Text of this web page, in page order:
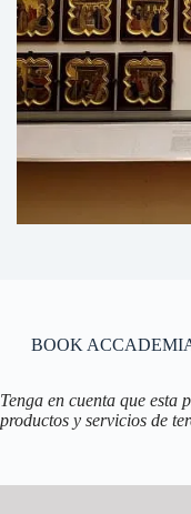
BOOK
Tenga en cuenta que esta
productos y servicios de